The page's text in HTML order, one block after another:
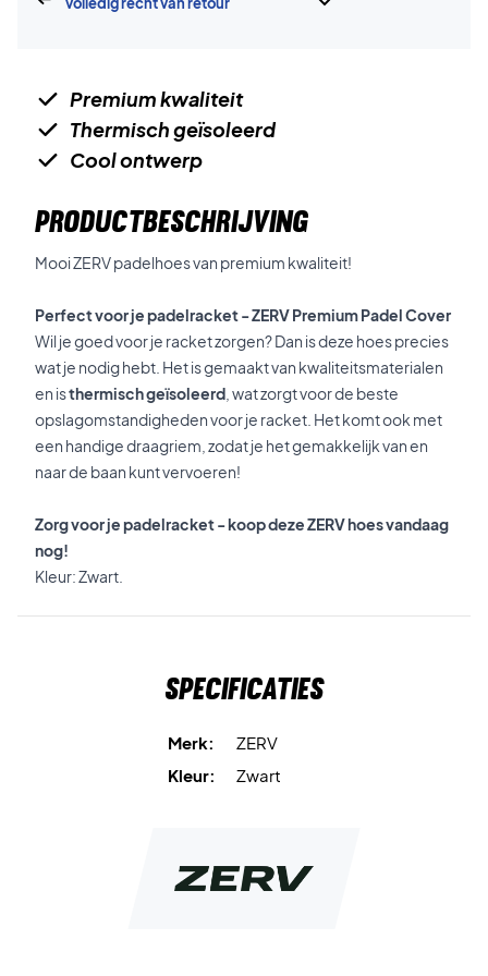
Premium kwaliteit
Thermisch geïsoleerd
Cool ontwerp
PRODUCTBESCHRIJVING
Mooi ZERV padelhoes van premium kwaliteit!
Perfect voor je padelracket - ZERV Premium Padel Cover
Wil je goed voor je racket zorgen? Dan is deze hoes precies
wat je nodig hebt. Het is gemaakt van kwaliteitsmaterialen
en isthermisch geïsoleerd , wat zorgt voor de beste
opslagomstandigheden voor je racket. Het komt ook met
een handige draagriem, zodat je het gemakkelijk van en
naar de baan kunt vervoeren!
Zorg voor je padelracket - koop deze ZERV hoes vandaag
nog!
Kleur: Zwart.
Specificaties
Merk:
ZERV
Kleur:
Zwart